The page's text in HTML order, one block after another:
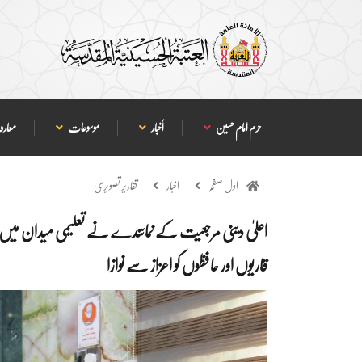
حرم امام حسین أخبار موسوعات
اول صفحہ اخبار تقاریر تصویری
اعلیٰ دینی مرجعیت کے نمائندے نے تعلیمی میدان
قاریوں اور حافظوں کو اعزاز سے نوازا